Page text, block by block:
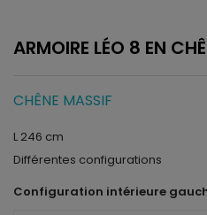
ARMOIRE LÉO 8 EN
CHÊNE MASSIF
L 246 cm
Différentes configurations
Configuration intérieure